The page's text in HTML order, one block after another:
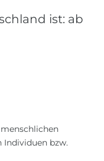
ist: ab
Individuen bzw.